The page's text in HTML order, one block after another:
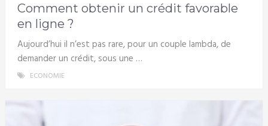
Comment obtenir un crédit favorable
en ligne ?
Aujourd’hui il n’est pas rare, pour un couple lambda, de
demander un crédit, sous une …
ECONOMIE